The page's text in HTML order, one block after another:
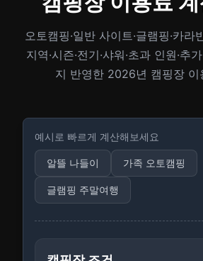
오토캠핑·일반 사이트·글램핑·카라
지역·시즌·전기·샤워·초과 인원·추
지 반영한 2026년 캠핑장 이
예시로 빠르게 계산해보세요
알뜰 나들이 가족 오토캠핑
글램핑 주말여행